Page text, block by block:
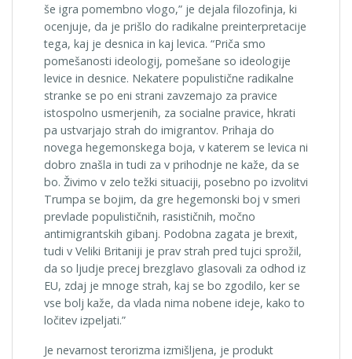
še igra pomembno vlogo,” je dejala filozofinja, ki
ocenjuje, da je prišlo do radikalne preinterpretacije
tega, kaj je desnica in kaj levica. “Priča smo
pomešanosti ideologij, pomešane so ideologije
levice in desnice. Nekatere populistične radikalne
stranke se po eni strani zavzemajo za pravice
istospolno usmerjenih, za socialne pravice, hkrati
pa ustvarjajo strah do imigrantov. Prihaja do
novega hegemonskega boja, v katerem se levica ni
dobro znašla in tudi za v prihodnje ne kaže, da se
bo. Živimo v zelo težki situaciji, posebno po izvolitvi
Trumpa se bojim, da gre hegemonski boj v smeri
prevlade populističnih, rasističnih, močno
antimigrantskih gibanj. Podobna zagata je brexit,
tudi v Veliki Britaniji je prav strah pred tujci sprožil,
da so ljudje precej brezglavo glasovali za odhod iz
EU, zdaj je mnoge strah, kaj se bo zgodilo, ker se
vse bolj kaže, da vlada nima nobene ideje, kako to
ločitev izpeljati.”
Je nevarnost terorizma izmišljena, je produkt